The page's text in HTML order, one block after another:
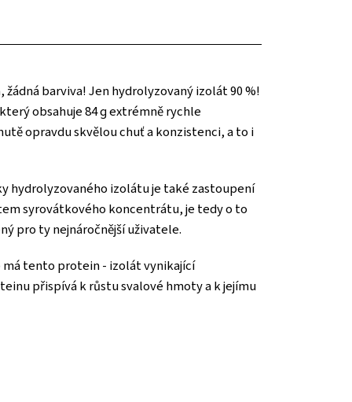
barviva! Jen hydrolyzovaný izolát 90 %!
obsahuje 84 g extrémně rychle
opravdu skvělou chuť a konzistenci, a to i
hydrolyzovaného izolátu je také zastoupení
syrovátkového koncentrátu, je tedy o to
pro ty nejnáročnější uživatele.
má tento protein - izolát vynikající
přispívá k růstu svalové hmoty a k jejímu